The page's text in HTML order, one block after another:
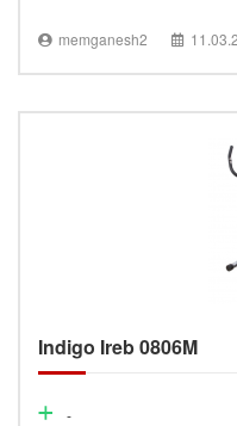
memganesh2
Indigo Ireb 0806M
-